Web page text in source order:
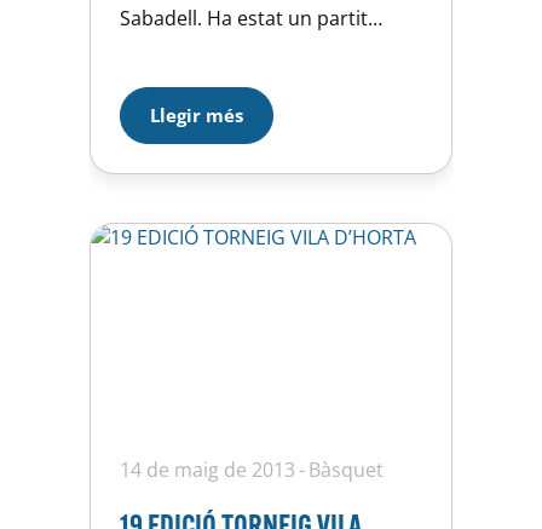
Sabadell. Ha estat un partit
quarts i al final del tercer el
marcador reflexava un ajustat
42-43 a favor de l’U.E Horta, però
ha estat a l’ùltim…
Llegir més
14 de maig de 2013 Bàsquet